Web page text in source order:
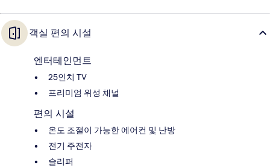
객실 편의 시설
엔터테인먼트
25인치 TV
프리미엄 위성 채널
편의 시설
온도 조절이 가능한 에어컨 및 난방
전기 주전자
슬리퍼